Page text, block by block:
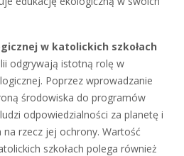
w katolickich szkołach
odgrywają istotną rolę w
Poprzez wprowadzanie
środowiska do programów
odpowiedzialności za planetę i
na rzecz jej ochrony. Wartość
szkołach polega również